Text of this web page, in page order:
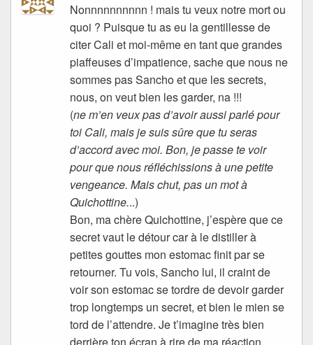
Nonnnnnnnnnn ! mais tu veux notre mort ou
quoi ? Puisque tu as eu la gentillesse de
citer Cali et moi-même en tant que grandes
piaffeuses d’impatience, sache que nous ne
sommes pas Sancho et que les secrets,
nous, on veut bien les garder, na !!!
(ne m’en veux pas d’avoir aussi parlé pour
toi Cali, mais je suis sûre que tu seras
d’accord avec moi. Bon, je passe te voir
pour que nous réfléchissions à une petite
vengeance. Mais chut, pas un mot à
Quichottine...)
Bon, ma chère Quichottine, j’espère que ce
secret vaut le détour car à le distiller à
petites gouttes mon estomac finit par se
retourner. Tu vois, Sancho lui, il craint de
voir son estomac se tordre de devoir garder
trop longtemps un secret, et bien le mien se
tord de l’attendre. Je t’imagine très bien
derrière ton écran à rire de ma réaction.